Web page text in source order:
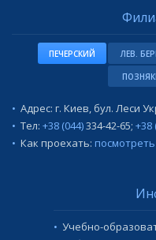
ПЕЧЕРСКИЙ ЛЕВ.
Адрес: г. Киев, бул. Леси
Тел: +38 (044)334-42-65; +38
Как проехать:
Учебно-